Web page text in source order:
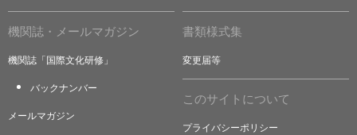
機関誌・メールマガジン
機関誌「国際文化研修」
バックナンバー
メールマガジン
書類様式集
変更届等
このサイトについて
プライバシーポリシー